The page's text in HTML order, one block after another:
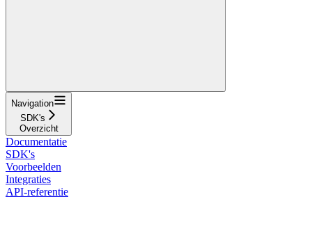
Navigation
SDK's
Overzicht
Documentatie
SDK's
Voorbeelden
Integraties
API-referentie